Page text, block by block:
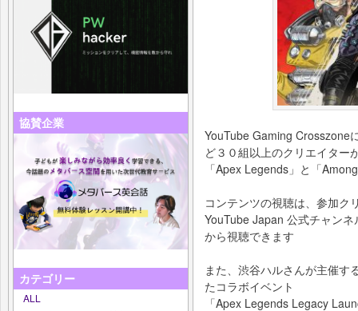
協賛企業
カテゴリー
ALL
YouTube Gaming Crosszone
ど３０組以上のクリエイター
「Apex Legends」と「
コンテンツの視聴は、参加ク
YouTube Japan 公式チャン
から視聴できます
また、渋谷ハルさんが主催す
たコラボイベント
「Apex Legends Legacy